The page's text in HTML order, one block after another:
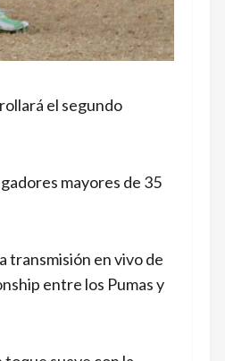
el segundo
mayores de 35
transmisión en vivo de
entre los Pumas y